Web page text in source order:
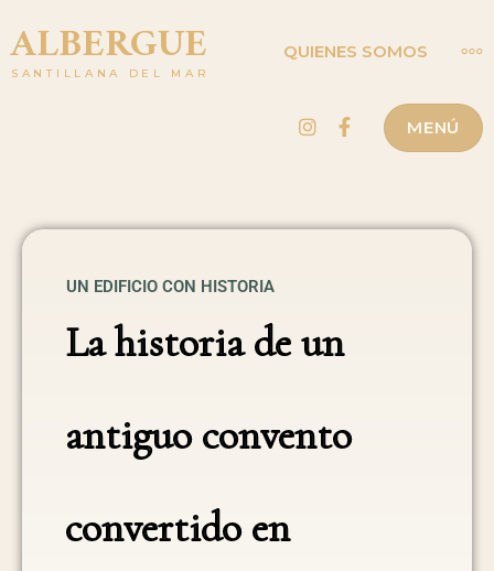
ALBERGUE
SANTILLANA DEL MAR
QUIENES SOMOS
Instagram
Facebook
MENÚ
UN EDIFICIO CON HISTORIA
La historia de un
antiguo convento
convertido en